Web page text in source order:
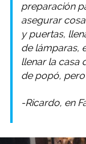
preparación
asegurar
y puertas,
de lámparas,
llenar la casa
de popó,
-Ricardo, en